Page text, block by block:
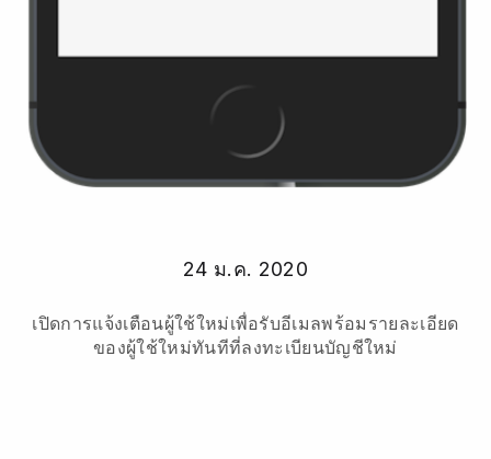
24 ม.ค. 2020
เปิดการแจ้งเตือนผู้ใช้ใหม่เพื่อรับอีเมลพร้อมรายละเอียด
ของผู้ใช้ใหม่ทันทีที่ลงทะเบียนบัญชีใหม่